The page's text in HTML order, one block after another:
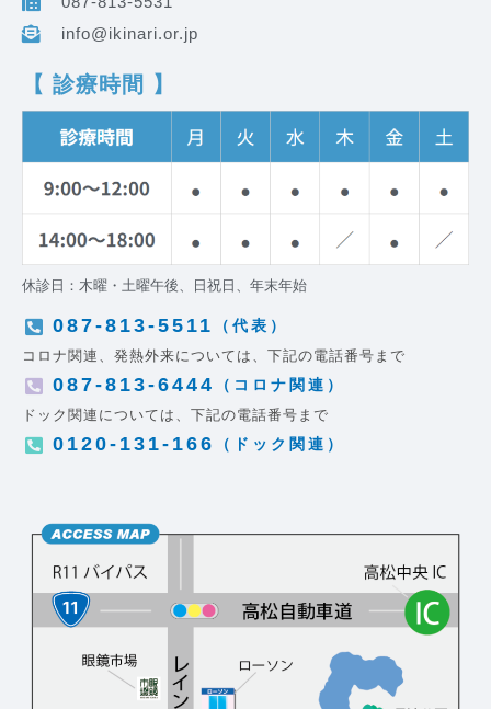
info@ikinari.or.jp
【 診療時間 】
休診日：木曜・土曜午後、日祝日、年末年始
087-813-5511 （代表）
コロナ関連、発熱外来については、下記の電話番号まで
087-813-6444 （コロナ関連）
ドック関連については、下記の電話番号まで
0120-131-166 （ドック関連）